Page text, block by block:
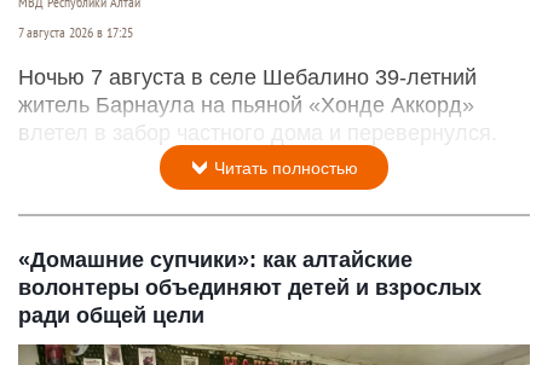
7 августа 2026 в 17:25
Ночью 7 августа в селе Шебалино 39-летний
житель Барнаула на пьяной «Хонде Аккорд»
влетел в забор частного дома и перевернулся.
Читать полностью
«Домашние супчики»: как алтайские
волонтеры объединяют детей и взрослых
ради общей цели